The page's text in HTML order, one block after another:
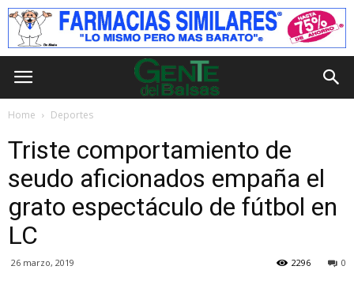
Home Deportes
Triste comportamiento de
seudo aficionados empaña el
grato espectáculo de fútbol en
LC
26 marzo, 2019 0
2296